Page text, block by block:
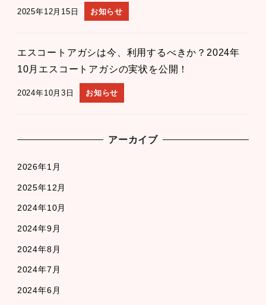
2025年12月15日 お知らせ
エスコートアガシは今、利用するべきか？2024年
10月エスコートアガシの実状を公開！
2024年10月3日 お知らせ
アーカイブ
2026年1月
2025年12月
2024年10月
2024年9月
2024年8月
2024年7月
2024年6月